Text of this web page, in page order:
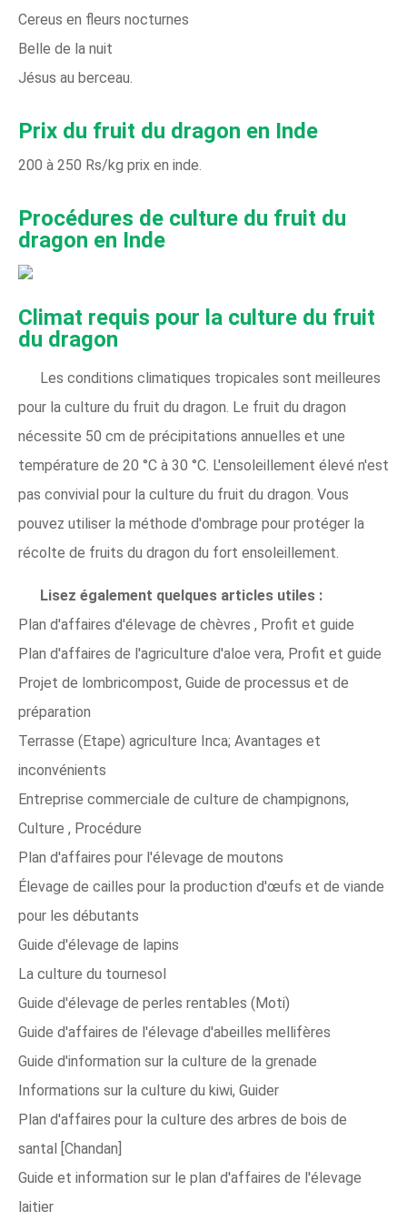
Cereus en fleurs nocturnes
Belle de la nuit
Jésus au berceau.
Prix ​​du fruit du dragon en Inde
200 à 250 Rs/kg prix en inde.
Procédures de culture du fruit du
dragon en Inde
Climat requis pour la culture du fruit
du dragon
Les conditions climatiques tropicales sont meilleures
pour la culture du fruit du dragon. Le fruit du dragon
nécessite 50 cm de précipitations annuelles et une
température de 20 °C à 30 °C. L'ensoleillement élevé n'est
pas convivial pour la culture du fruit du dragon. Vous
pouvez utiliser la méthode d'ombrage pour protéger la
récolte de fruits du dragon du fort ensoleillement.
Lisez également quelques articles utiles :
Plan d'affaires d'élevage de chèvres , Profit et guide
Plan d'affaires de l'agriculture d'aloe vera, Profit et guide
Projet de lombricompost, Guide de processus et de
préparation
Terrasse (Etape) agriculture Inca; Avantages et
inconvénients
Entreprise commerciale de culture de champignons,
Culture , Procédure
Plan d'affaires pour l'élevage de moutons
Élevage de cailles pour la production d'œufs et de viande
pour les débutants
Guide d'élevage de lapins
La culture du tournesol
Guide d'élevage de perles rentables (Moti)
Guide d'affaires de l'élevage d'abeilles mellifères
Guide d'information sur la culture de la grenade
Informations sur la culture du kiwi, Guider
Plan d'affaires pour la culture des arbres de bois de
santal [Chandan]
Guide et information sur le plan d'affaires de l'élevage
laitier